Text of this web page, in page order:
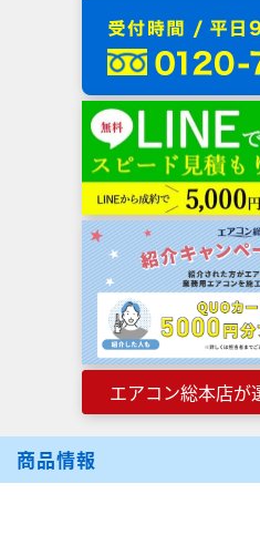
エアコン総本店が
商品情報